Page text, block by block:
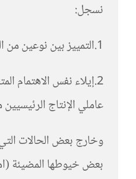
نسجل:
1.التمييز بين نوعين من الملكية.
2.إيلاء نفس الاهتمام
عاملي الإنتاج
وخارج بعض الحالات
بعض خيوطها المضيئة